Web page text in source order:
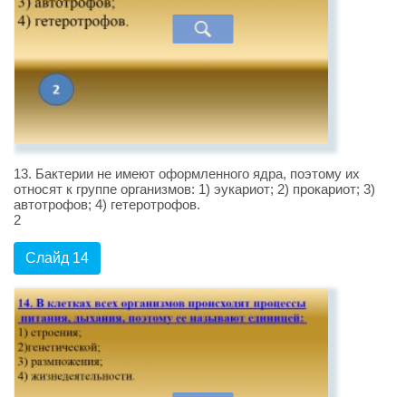
13. Бактерии не имеют оформленного ядра, поэтому их
относят к группе организмов: 1) эукариот; 2) прокариот; 3)
автотрофов; 4) гетеротрофов.
2
Слайд 14